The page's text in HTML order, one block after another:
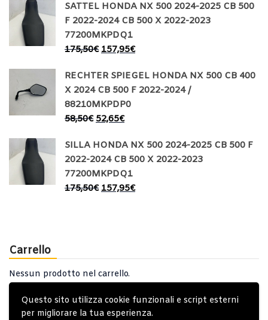
Questo sito utilizza cookie funzionali e script esterni
per migliorare la tua esperienza.
SATTEL HONDA NX 500 2024-2025 CB 500
F 2022-2024 CB 500 X 2022-2023
77200MKPDQ1
175,50€ 157,95€
RECHTER SPIEGEL HONDA NX 500 CB 400
X 2024 CB 500 F 2022-2024 /
88210MKPDP0
58,50€ 52,65€
SILLA HONDA NX 500 2024-2025 CB 500 F
2022-2024 CB 500 X 2022-2023
77200MKPDQ1
175,50€ 157,95€
Carrello
Nessun prodotto nel carrello.